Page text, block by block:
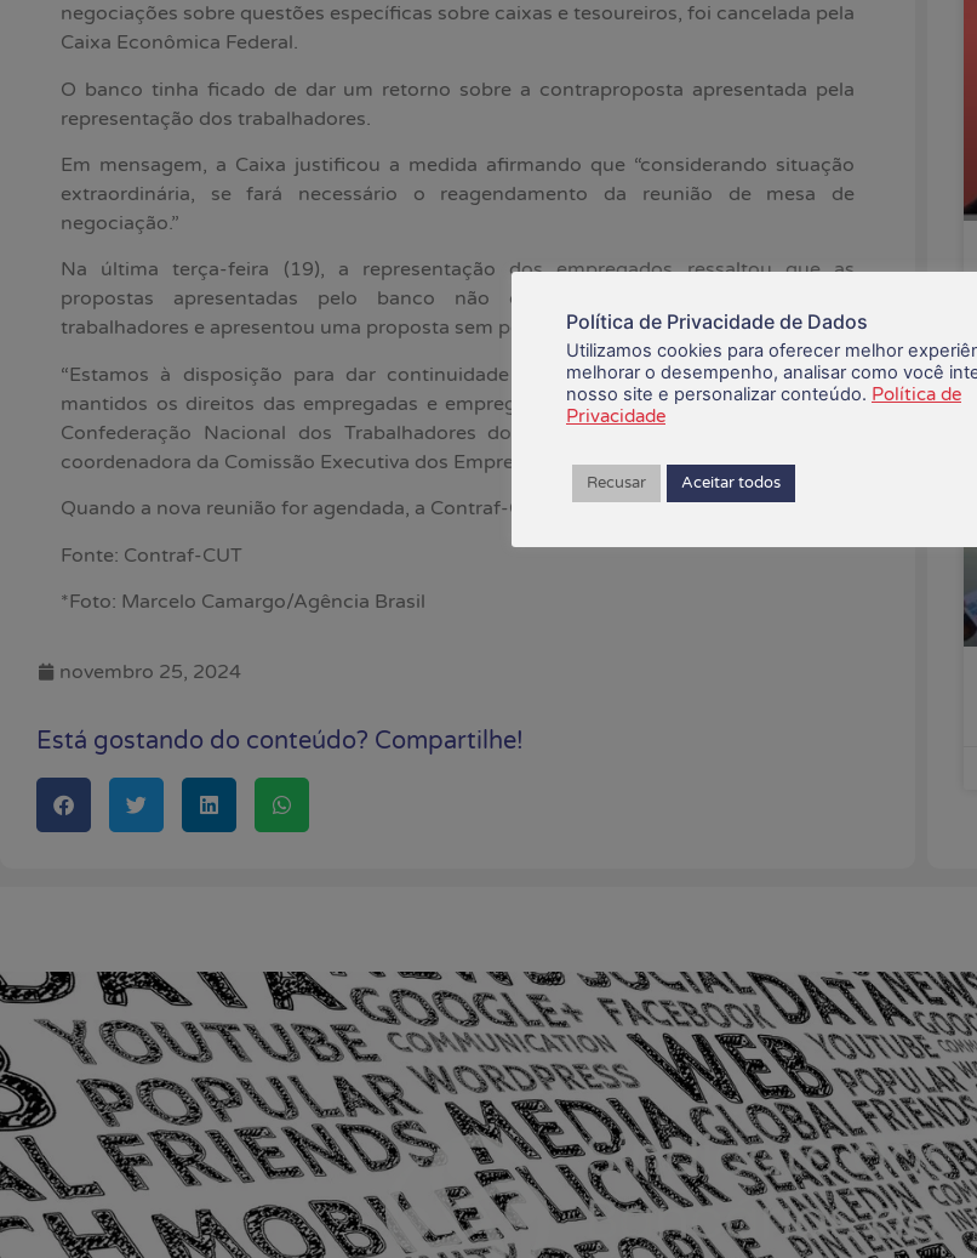
negociações sobre questões específicas sobre caixas e tesoureiros, foi cancelada pela
Caixa Econômica Federal.
O banco tinha ficado de dar um retorno sobre a contraproposta apresentada pela
representação dos trabalhadores.
Em mensagem, a Caixa justificou a medida afirmando que “considerando situação
extraordinária, se fará necessário o reagendamento da reunião de mesa de
negociação.”
Na última terça-feira (19), a representação dos empregados ressaltou que as
propostas apresentadas pelo banco não contemplavam os interesses dos
trabalhadores e apresentou uma proposta sem perda de direitos.
“Estamos à disposição para dar continuidade às negociações, desde que sejam
mantidos os direitos das empregadas e empregados”, disse a diretora executiva da
Confederação Nacional dos Trabalhadores do Ramo Financeiro (Contraf-CUT) e
coordenadora da Comissão Executiva dos Empregados (CEE) da Caixa, Eliana Brasil.
Quando a nova reunião for agendada, a Contraf-CUT divulgará a data.
Fonte: Contraf-CUT
*Foto: Marcelo Camargo/Agência Brasil
novembro 25, 2024
Está gostando do conteúdo? Compartilhe!
Política de Privacidade de Dados
Utilizamos cookies para oferecer melhor
melhorar o desempenho, analisar como você
nosso site e personalizar conteúdo. Política de
Privacidade
Recusar Aceitar todos